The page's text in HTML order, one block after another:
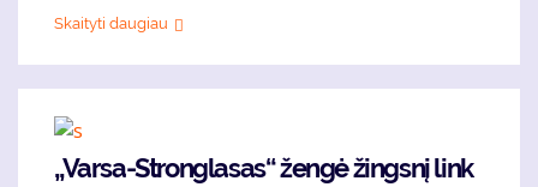
Skaityti daugiau
„Varsa-Stronglasas“ žengė žingsnį link